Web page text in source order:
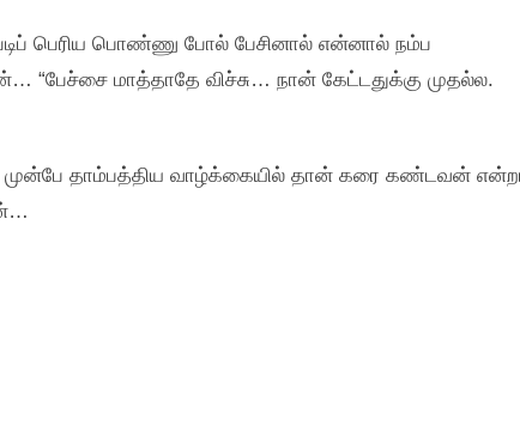
பெரிய பொண்ணு போல்‌ பேசினால்‌ என்னால்‌ நம்ப
மாத்தாதே விச்சு… நான்‌ கேட்டதுக்கு முதல்ல.
தாம்பத்திய வாழ்க்கையில்‌ தான்‌ கரை கண்டவன்‌